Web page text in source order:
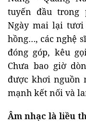
tuyến đầu trong
Ngày mai lại
hồng…, các nghệ
đóng góp, kêu
Chưa bao giờ
được khơi nguồn
mạnh kết nối và
Âm nhạc là liều